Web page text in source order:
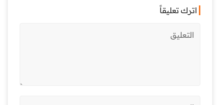
اترك تعليقاً